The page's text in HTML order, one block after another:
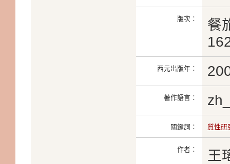
版次：
餐
西元出版年：
著作語言：
關鍵詞： 質性研
作者： 王